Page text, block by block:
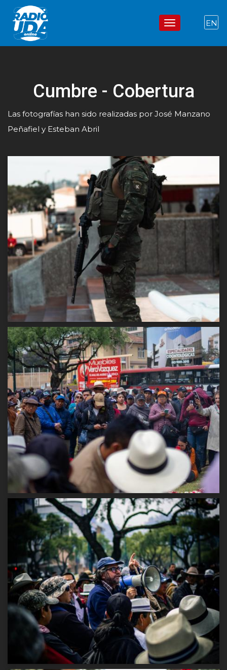
Pasar
contenido
EN
Toggle navigation
Cumbre - Cobertura
Las fotografías han sido realizadas por José Manzano
Peñafiel y Esteban Abril